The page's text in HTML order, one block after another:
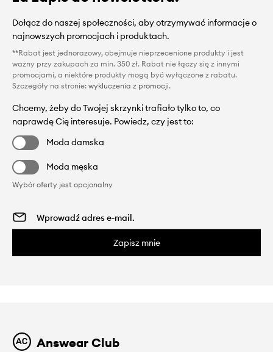
Dołącz do naszej społeczności, aby otrzymywać informacje o
najnowszych promocjach i produktach.
**Rabat jest jednorazowy, obejmuje nieprzecenione produkty i jest
ważny przy zakupach za min. 350 zł. Rabat nie łączy się z innymi
promocjami, a niektóre produkty mogą być wyłączone z rabatu.
Szczegóły na stronie: wykluczenia z promocji.
Chcemy, żeby do Twojej skrzynki trafiało tylko to, co
naprawdę Cię interesuje. Powiedz, czy jest to:
Moda damska
Moda męska
Wybór oferty jest opcjonalny
Zapisz mnie
Answear Club